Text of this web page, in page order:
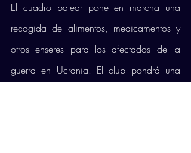
El cuadro balear pone en marcha una
recogida de alimentos, medicamentos y
otros enseres para los afectados de la
guerra en Ucrania. El club pondrá una